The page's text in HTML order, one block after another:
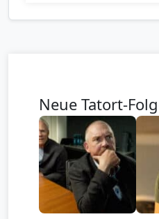
Neue Tatort-